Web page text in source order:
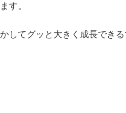
す。
してグッと大きく成長でき